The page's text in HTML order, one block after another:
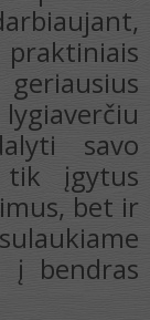
savo
įgytus
bet ir
į bendras